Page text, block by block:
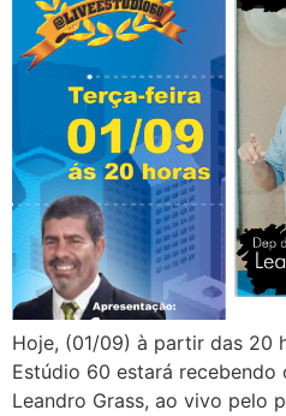
Hoje, (01/09) à partir das 20
Estúdio 60 estará
Leandro Grass, ao vivo pelo